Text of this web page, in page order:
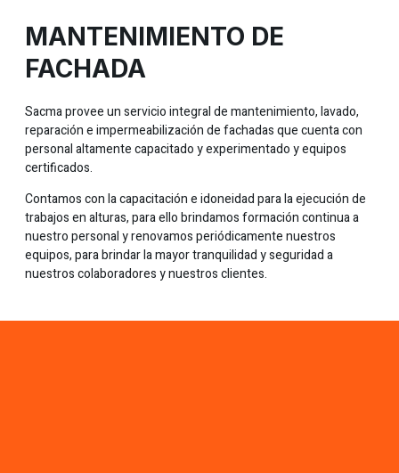
MANTENIMIENTO DE
FACHADA
Sacma provee un servicio integral de mantenimiento, lavado,
reparación e impermeabilización de fachadas que cuenta con
personal altamente capacitado y experimentado y equipos
certificados.
Contamos con la capacitación e idoneidad para la ejecución de
trabajos en alturas, para ello brindamos formación continua a
nuestro personal y renovamos periódicamente nuestros
equipos, para brindar la mayor tranquilidad y seguridad a
nuestros colaboradores y nuestros clientes.